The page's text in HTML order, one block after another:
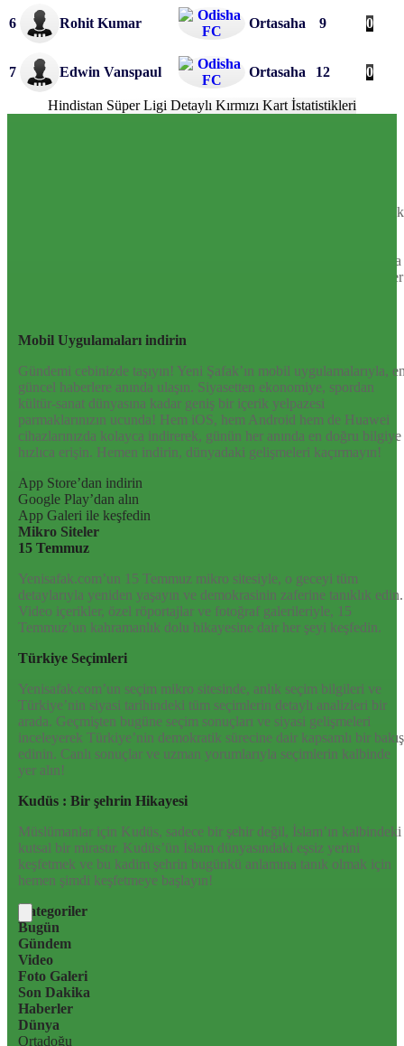
6 Rohit Kumar Ortasaha 9 0
7 Edwin Vanspaul Ortasaha 12 0
Hindistan Süper Ligi Detaylı Kırmızı Kart İstatistikleri
Tarafsız, dinamik ve derinlemesine habercilik anlayışıyla Yeni
bir yelpazede sunduğu haberlerle, hem Türkiye’de hem de dünyada
neler olup bittiğini anında öğrenin. Dijital platformlarıyla her an, her
Mobil Uygulamaları indirin
Gündemi cebinizde taşıyın! Yeni Şafak’ın mobil uygulamalarıyla,
güncel haberlere anında ulaşın. Siyasetten ekonomiye, spordan
kültür-sanat dünyasına kadar geniş bir içerik yelpazesi
parmaklarınızın ucunda! Hem iOS, hem Android hem de Huawei
cihazlarınızda kolayca indirerek, günün her anında en doğru bilgiye
hızlıca erişin. Hemen indirin, dünyadaki gelişmeleri kaçırmayın!
App Store’dan indirin
Google Play’dan alın
App Galeri ile keşfedin
Mikro Siteler
15 Temmuz
Yenisafak.com’un 15 Temmuz mikro sitesiyle, o geceyi tüm
detaylarıyla yeniden yaşayın ve demokrasinin zaferine tanıklık edin.
Video içerikler, özel röportajlar ve fotoğraf galerileriyle, 15
Temmuz’un kahramanlık dolu hikayesine dair her şeyi keşfedin.
Türkiye Seçimleri
Yenisafak.com’un seçim mikro sitesinde, anlık seçim bilgileri ve
Türkiye’nin siyasi tarihindeki tüm seçimlerin detaylı analizleri bir
arada. Geçmişten bugüne seçim sonuçları ve siyasi gelişmeleri
inceleyerek Türkiye’nin demokratik sürecine dair kapsamlı bir bakış
edinin. Canlı sonuçlar ve uzman yorumlarıyla seçimlerin kalbinde
yer alın!
Kudüs : Bir şehrin Hikayesi
Müslümanlar için Kudüs, sadece bir şehir değil, İslam’ın kalbindeki
kutsal bir mirastır. Kudüs’ün İslam dünyasındaki eşsiz yerini
keşfetmek ve bu kadim şehrin bugünkü anlamına tanık olmak için
hemen şimdi keşfetmeye başlayın!
Kategoriler
Bugün
Gündem
Video
Foto Galeri
Son Dakika
Haberler
Dünya
Ortadoğu